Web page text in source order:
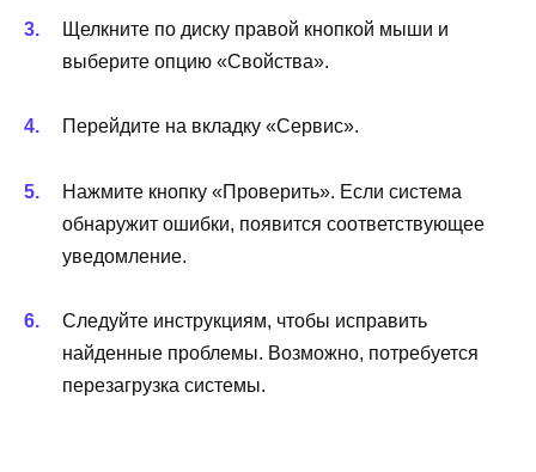
Щелкните по диску правой кнопкой мыши и
выберите опцию «Свойства».
Перейдите на вкладку «Сервис».
Нажмите кнопку «Проверить». Если система
обнаружит ошибки, появится соответствующее
уведомление.
Следуйте инструкциям, чтобы исправить
найденные проблемы. Возможно, потребуется
перезагрузка системы.